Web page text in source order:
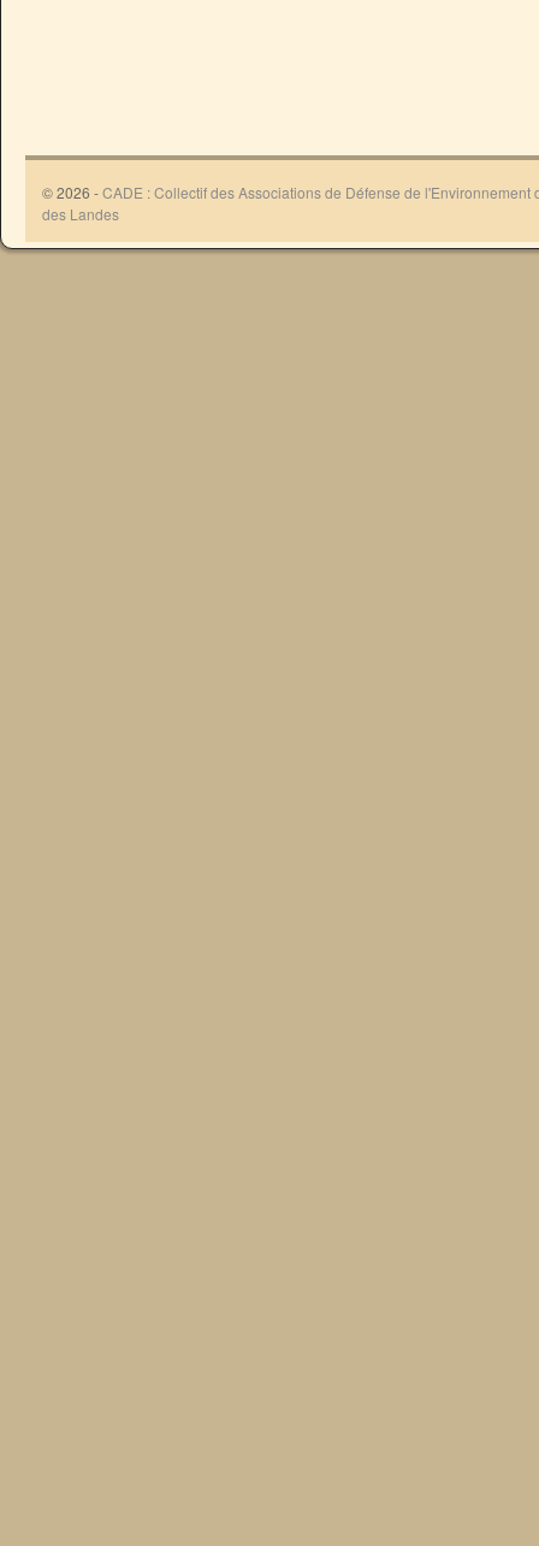
© 2026 -CADE : Collectif des Associations de Défense de l'Environnement
des Landes